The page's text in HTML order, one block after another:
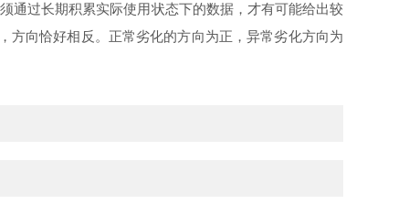
过长期积累实际使用状态下的数据，才有可能给出较
方向恰好相反。正常劣化的方向为正，异常劣化方向为